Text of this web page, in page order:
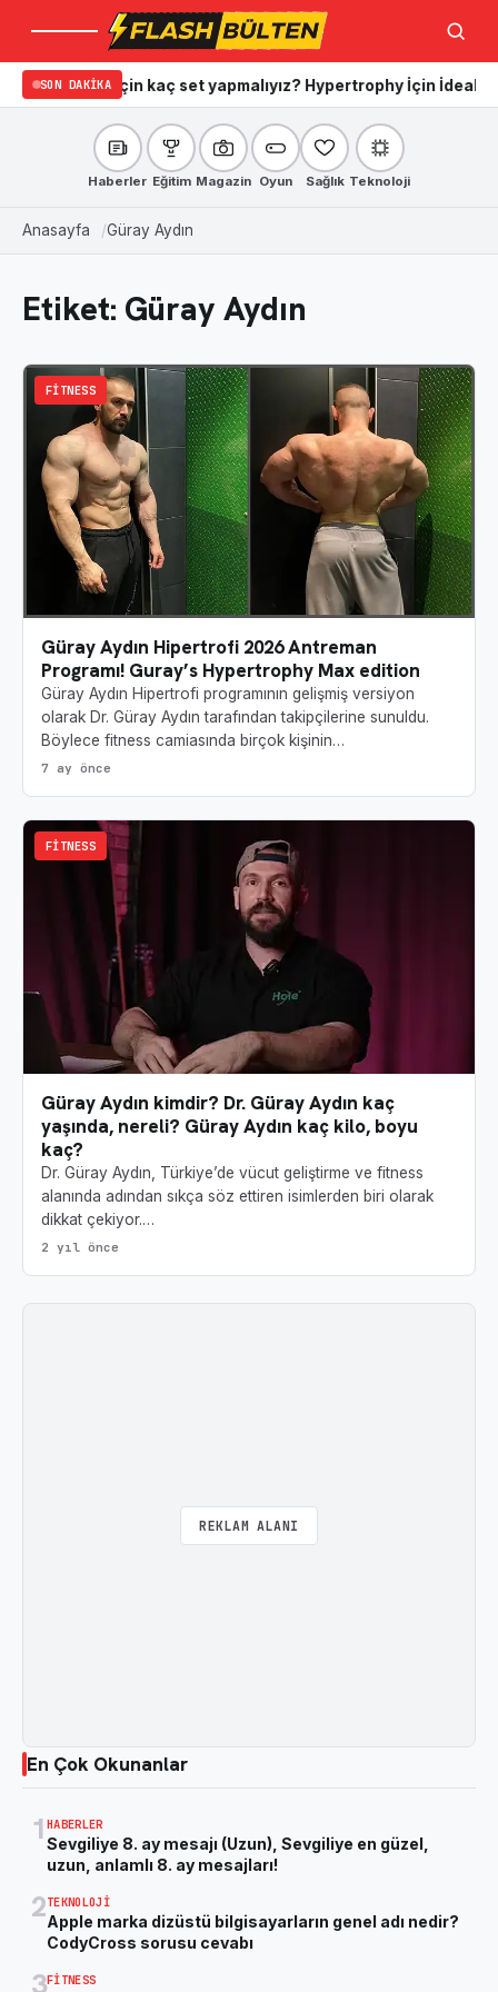
Menü Ara
SON DAKIKA
için kaç set yapmalıyız? Hypertrophy İçin İdeal Set ve
Haberler Eğitim Magazin Oyun Sağlık Teknoloji
Anasayfa Güray Aydın
Etiket: Güray Aydın
FITNESS
Güray Aydın Hipertrofi 2026 Antreman
Programı! Guray’s Hypertrophy Max edition
Güray Aydın Hipertrofi programının gelişmiş versiyon
olarak Dr. Güray Aydın tarafından takipçilerine sunuldu.
Böylece fitness camiasında birçok kişinin…
7 ay önce
FITNESS
Güray Aydın kimdir? Dr. Güray Aydın kaç
yaşında, nereli? Güray Aydın kaç kilo, boyu
kaç?
Dr. Güray Aydın, Türkiye’de vücut geliştirme ve fitness
alanında adından sıkça söz ettiren isimlerden biri olarak
dikkat çekiyor.…
2 yıl önce
REKLAM ALANI
En Çok Okunanlar
1 HABERLER
Sevgiliye 8. ay mesajı (Uzun), Sevgiliye en güzel,
uzun, anlamlı 8. ay mesajları!
2TEKNOLOJI
Apple marka dizüstü bilgisayarların genel adı nedir?
CodyCross sorusu cevabı
FITNESS